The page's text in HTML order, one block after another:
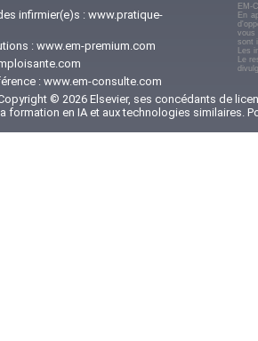
infirmier(e)s : www.pratique-
: www.em-premium.com
: www.em-consulte.com
EM-
En
vous
sont
Les
Le
© 2026 Elsevier, ses concédants de
formation en IA et aux technologies similaires.